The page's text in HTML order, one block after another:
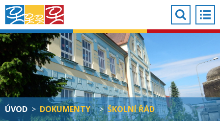
ÚVOD > DOKUMENTY > ŠKOLNÍ ŘÁD